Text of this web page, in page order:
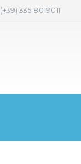
(+39) 335 8019011